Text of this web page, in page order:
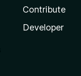
Contribute
Developer